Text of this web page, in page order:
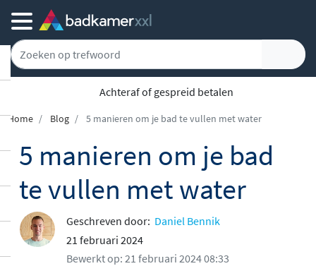
5779 klanten geven ons een 9.1
Home Blog 5 manieren om je bad te vullen met water
5 manieren om je bad
te vullen met water
Geschreven door: Daniel Bennik
21 februari 2024
Bewerkt op: 21 februari 2024 08:33